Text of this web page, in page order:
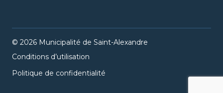
© 2026 Municipalité de Saint-Alexandre
Conditions d’utilisation
Politique de confidentialité